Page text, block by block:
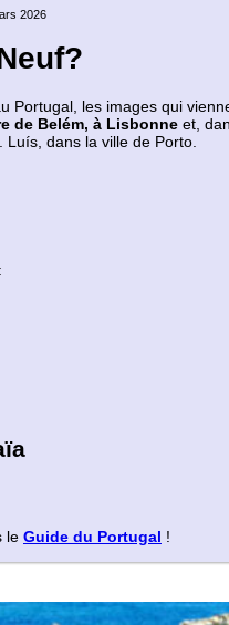
2026
Portugal, les images qui
de Belém, à Lisbonne et,
Luís, dans la ville de Porto.
le Guide du Portugal !